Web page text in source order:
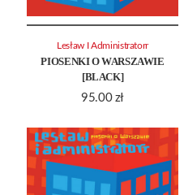
PIOSENKI O WARSZAWIE
[BLACK]
95.00 zł
Lesław I Administratorr